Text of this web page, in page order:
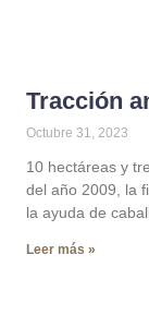
Tracción
Octubre 31, 2023
10 hectáreas y
del año 2009, la
la ayuda de
Leer más »